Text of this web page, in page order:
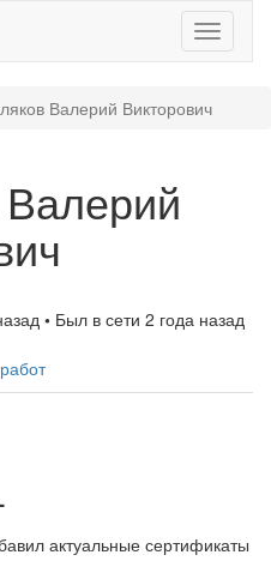
Toggle
Валерий Викторович
• Был в сети 2 года назад
актуальные сертификаты